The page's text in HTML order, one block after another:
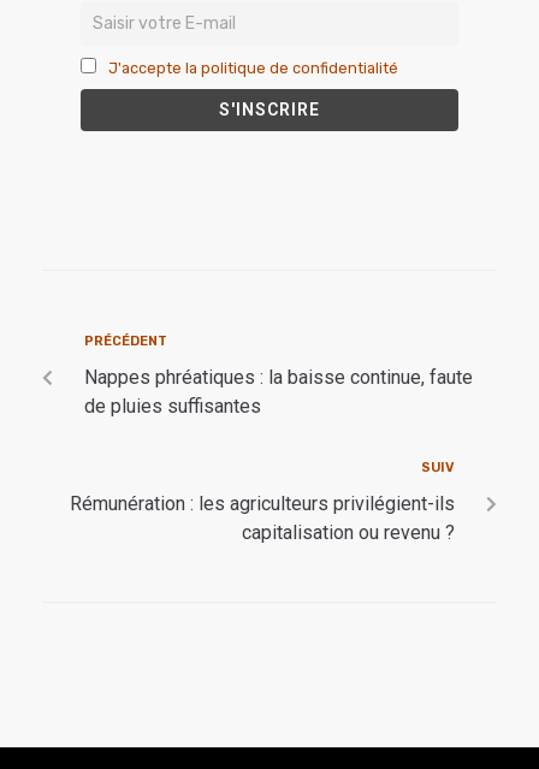
J'accepte la politique de confidentialité
PRÉCÉDENT
Nappes phréatiques : la baisse continue, faute
de pluies suffisantes
SUIV
Rémunération : les agriculteurs privilégient-ils
capitalisation ou revenu ?